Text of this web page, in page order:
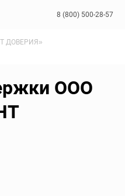
8 (800) 500-28-57
ДОВЕРИЯ»
ООО